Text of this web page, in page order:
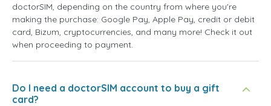
doctorSIM, depending on the country from where you're
making the purchase: Google Pay, Apple Pay, credit or debit
card, Bizum, cryptocurrencies, and many more! Check it out
when proceeding to payment.
Do I need a doctorSIM account to buy a gift
card?